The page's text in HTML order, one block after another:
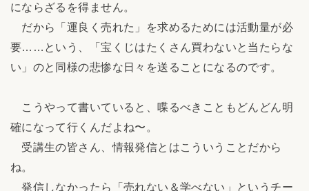
にならざるを得ません。
だから「運良く売れた」を求めるためには活動量が必
要……という、「宝くじはたくさん買わないと当たらな
い」のと同様の悲惨な日々を送ることになるのです。
こうやって書いていると、喋るべきこともどんどん明
確になって行くんだよね〜。
受講生の皆さん、情報発信とはこういうことだから
ね。
発信しなかったら「売れない＆学べない」というチー